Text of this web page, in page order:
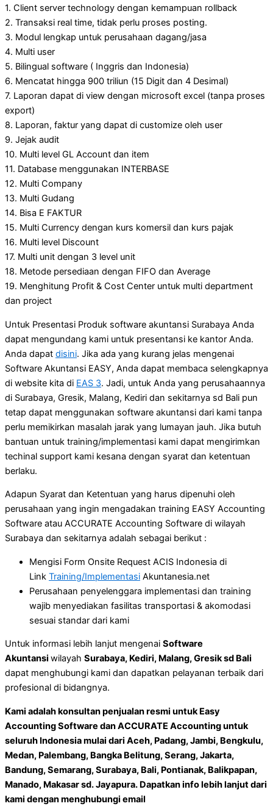
1. Client server technology dengan kemampuan rollback
2. Transaksi real time, tidak perlu proses posting.
3. Modul lengkap untuk perusahaan dagang/jasa
4. Multi user
5. Bilingual software ( Inggris dan Indonesia)
6. Mencatat hingga 900 triliun (15 Digit dan 4 Desimal)
7. Laporan dapat di view dengan microsoft excel (tanpa proses
export)
8. Laporan, faktur yang dapat di customize oleh user
9. Jejak audit
10. Multi level GL Account dan item
11. Database menggunakan INTERBASE
12. Multi Company
13. Multi Gudang
14. Bisa E FAKTUR
15. Multi Currency dengan kurs komersil dan kurs pajak
16. Multi level Discount
17. Multi unit dengan 3 level unit
18. Metode persediaan dengan FIFO dan Average
19. Menghitung Profit & Cost Center untuk multi department
dan project
Untuk Presentasi Produk software akuntansi Surabaya Anda
dapat mengundang kami untuk presentansi ke kantor Anda.
Anda dapat disini. Jika ada yang kurang jelas mengenai
Software Akuntansi EASY, Anda dapat membaca selengkapnya
di website kita di EAS 3. Jadi, untuk Anda yang perusahaannya
di Surabaya, Gresik, Malang, Kediri dan sekitarnya sd Bali pun
tetap dapat menggunakan software akuntansi dari kami tanpa
perlu memikirkan masalah jarak yang lumayan jauh. Jika butuh
bantuan untuk training/implementasi kami dapat mengirimkan
techinal support kami kesana dengan syarat dan ketentuan
berlaku.
Adapun Syarat dan Ketentuan yang harus dipenuhi oleh
perusahaan yang ingin mengadakan training EASY Accounting
Software atau ACCURATE Accounting Software di wilayah
Surabaya dan sekitarnya adalah sebagai berikut :
Mengisi Form Onsite Request ACIS Indonesia di
Link Training/Implementasi Akuntanesia.net
Perusahaan penyelenggara implementasi dan training
wajib menyediakan fasilitas transportasi & akomodasi
sesuai standar dari kami
Untuk informasi lebih lanjut mengenai Software
Akuntansi wilayah Surabaya, Kediri, Malang, Gresik sd Bali
dapat menghubungi kami dan dapatkan pelayanan terbaik dari
profesional di bidangnya.
Kami adalah konsultan penjualan resmi untuk Easy
Accounting Software dan ACCURATE Accounting untuk
seluruh Indonesia mulai dari Aceh, Padang, Jambi, Bengkulu,
Medan, Palembang, Bangka Belitung, Serang, Jakarta,
Bandung, Semarang, Surabaya, Bali, Pontianak, Balikpapan,
Manado, Makasarsd.Jayapura. Dapatkan info lebih lanjut dari
kami dengan menghubungi email